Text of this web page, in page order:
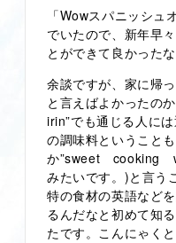
「Wowスパニッシュ
でいたので、新年早
とができて良かった
余談ですが、家に帰
と言えばよかったの
irin”でも通じる人に
の調味料ということ
か”sweet cooking
みたいです。)と言う
特の食材の英語など
るんだなと初めて知
たです。こんにゃくと